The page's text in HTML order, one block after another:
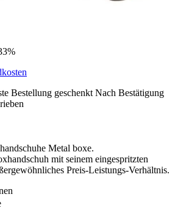
Bestellung geschenkt Nach Bestätigung
Metal boxe.
mit seinem eingespritzten
Preis-Leistungs-Verhältnis.